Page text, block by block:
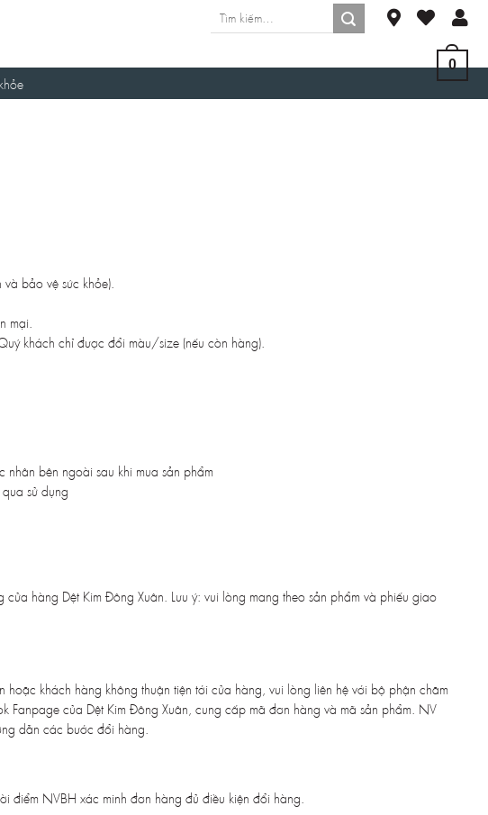
Tìm
kiếm:
0
bảo vệ sức khỏe).
mại.
khách chỉ được đổi màu/size (nếu còn hàng).
bên ngoài sau khi mua sản phẩm
sử dụng
hàng Dệt Kim Đông Xuân. Lưu ý: vui lòng mang theo sản phẩm và phiếu giao
khách hàng không thuận tiện tới cửa hàng, vui lòng liên hệ với bộ phận chăm
của Dệt Kim Đông Xuân, cung cấp mã đơn hàng và mã sản phẩm. NV
dẫn các bước đổi hàng.
điểm NVBH xác minh đơn hàng đủ điều kiện đổi hàng.